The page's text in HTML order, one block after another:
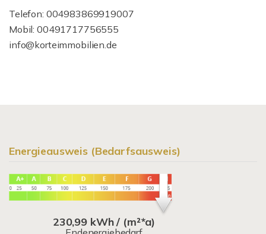
Telefon: 004983869919007
Mobil: 00491717756555
info@korteimmobilien.de
Energieausweis (Bedarfsausweis)
230,99 kWh / (m²*a)